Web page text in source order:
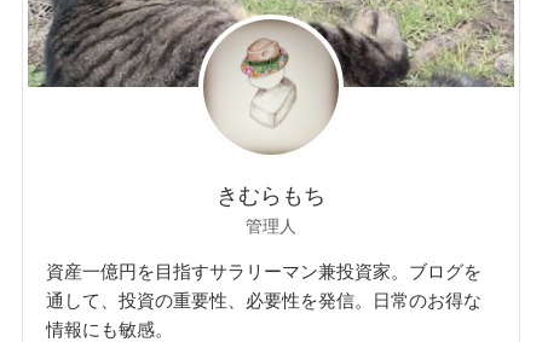
きむらもち
管理人
資産一億円を目指すサラリーマン兼投資家。ブログを
通して、投資の重要性、必要性を発信。日常のお得な
情報にも敏感。